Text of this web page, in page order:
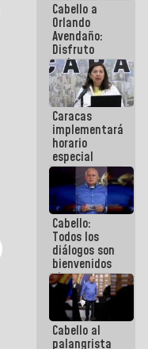
Cabello a
Orlando
Avendaño:
Disfruto
cada vez
que escribes
porque lo
que haces
es
embarrarla
Caracas
implementará
horario
especial
para
adaptarse
al plan de
ahorro
energético
Cabello:
Todos los
diálogos son
bienvenidos
siempre que
estén en el
marco de la
Constitución
de la
República
Cabello al
palangrista